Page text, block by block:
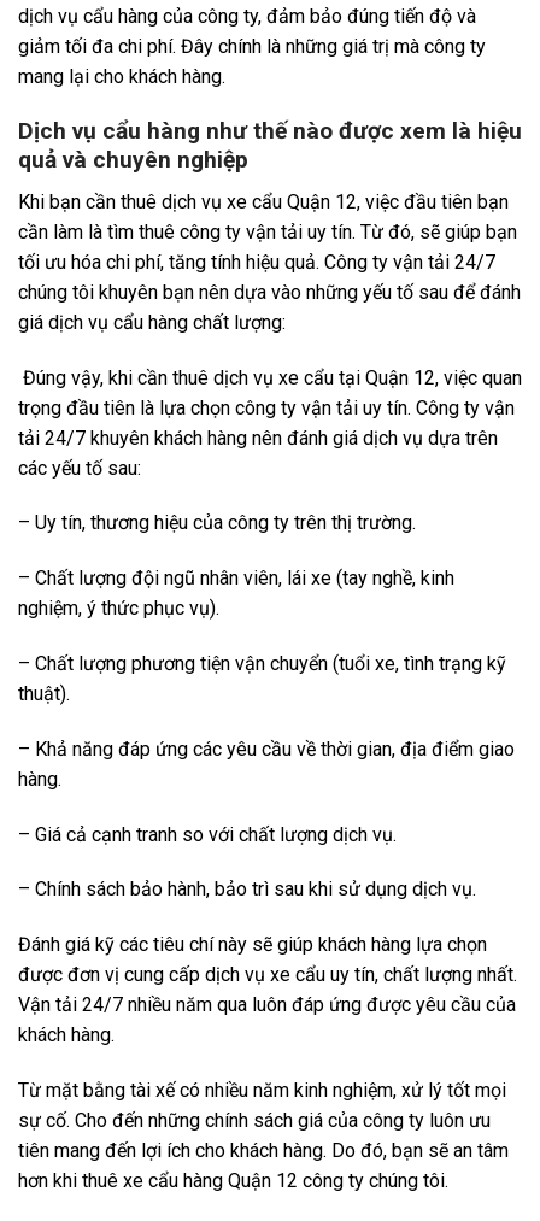
dịch vụ cẩu hàng của công ty, đảm bảo đúng tiến độ và
giảm tối đa chi phí. Đây chính là những giá trị mà công ty
mang lại cho khách hàng.
Dịch vụ cẩu hàng như thế nào được xem là hiệu
quả và chuyên nghiệp
Khi bạn cần thuê dịch vụ xe cẩu Quận 12, việc đầu tiên bạn
cần làm là tìm thuê công ty vận tải uy tín. Từ đó, sẽ giúp bạn
tối ưu hóa chi phí, tăng tính hiệu quả. Công ty vận tải 24/7
chúng tôi khuyên bạn nên dựa vào những yếu tố sau để đánh
giá dịch vụ cẩu hàng chất lượng:
Đúng vậy, khi cần thuê dịch vụ xe cẩu tại Quận 12, việc quan
trọng đầu tiên là lựa chọn công ty vận tải uy tín. Công ty vận
tải 24/7 khuyên khách hàng nên đánh giá dịch vụ dựa trên
các yếu tố sau:
– Uy tín, thương hiệu của công ty trên thị trường.
– Chất lượng đội ngũ nhân viên, lái xe (tay nghề, kinh
nghiệm, ý thức phục vụ).
– Chất lượng phương tiện vận chuyển (tuổi xe, tình trạng kỹ
thuật).
– Khả năng đáp ứng các yêu cầu về thời gian, địa điểm giao
hàng.
– Giá cả cạnh tranh so với chất lượng dịch vụ.
– Chính sách bảo hành, bảo trì sau khi sử dụng dịch vụ.
Đánh giá kỹ các tiêu chí này sẽ giúp khách hàng lựa chọn
được đơn vị cung cấp dịch vụ xe cẩu uy tín, chất lượng nhất.
Vận tải 24/7 nhiều năm qua luôn đáp ứng được yêu cầu của
khách hàng.
Từ mặt bằng tài xế có nhiều năm kinh nghiệm, xử lý tốt mọi
sự cố. Cho đến những chính sách giá của công ty luôn ưu
tiên mang đến lợi ích cho khách hàng. Do đó, bạn sẽ an tâm
hơn khi thuê xe cẩu hàng Quận 12 công ty chúng tôi.